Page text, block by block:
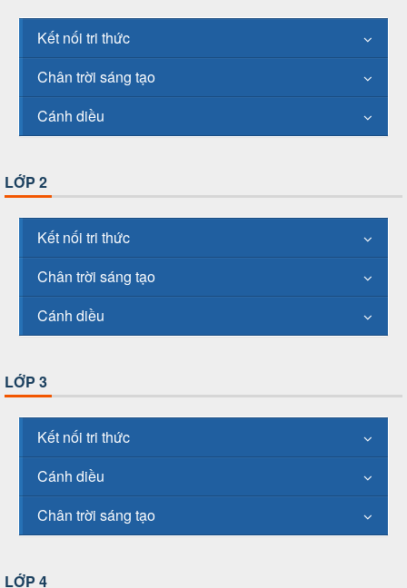
Kết nối tri thức
Chân trời sáng tạo
Cánh diều
LỚP 2
Kết nối tri thức
Chân trời sáng tạo
Cánh diều
LỚP 3
Kết nối tri thức
Cánh diều
Chân trời sáng tạo
LỚP 4